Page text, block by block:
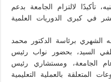
75 مليون جنيه، تأكيدًا لالتزام الجامعة بدعم
في كبرى الدوريات العلمية
الشهري برئاسة الدكتور محمد
السيد، بحضور نواب رئيس
الجامعة، ومستشاري رئيس
المتعلقة بالعملية التعليمية